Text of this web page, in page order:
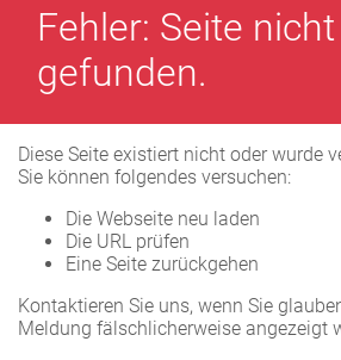
Fehler: Seite nicht
gefunden.
Diese Seite existiert nicht oder wurde
Sie können folgendes versuchen:
Die Webseite neu laden
Die URL prüfen
Eine Seite zurückgehen
Kontaktieren Sie uns, wenn Sie
Meldung fälschlicherweise angezeigt